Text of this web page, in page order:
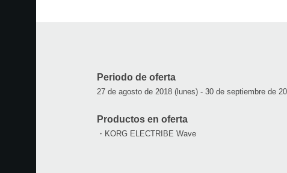
Periodo de oferta
27 de agosto de 2018 (lunes) - 30 de septiembre de
Productos en oferta
・KORG ELECTRIBE Wave